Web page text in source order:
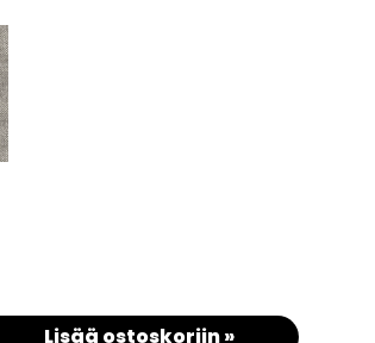
Lisää ostoskoriin »